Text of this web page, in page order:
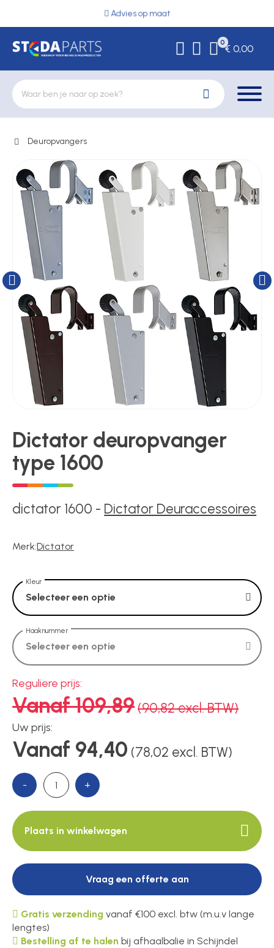
Advies op maat
0
€ 0,00
Deurbeslag
Elektrische vergrendeling
Hekwerkonderdelen
Kluizen
Poortonderdelen
Pulsgevers
Toegangscontrole
Toegangsverlening
Voedingen
Over ons
Contact
Deuropvangers
Dictator deuropvanger
type 1600
dictator 1600 - Dictator Deuraccessoires
Merk:Dictator
Kleur
Selecteer een optie
Haaknummer
Selecteer een optie
Reguliere prijs:
Vanaf 109,89(90,82 excl. BTW)
Uw prijs:
Vanaf 94,40 (78,02 excl. BTW)
- +
Plaats in winkelwagen
Vraag een offerte aan
Gratis verzending vanaf €100 excl. btw (m.u.v lange
lengtes)
Bestelling af te halen bij afhaalbalie in Schijndel